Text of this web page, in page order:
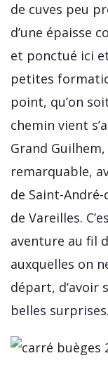
de cuves peu
d’une épaisse
et ponctué ici
petites
point, qu’on
chemin vient
Grand
remarquable,
de Saint-
de Vareilles.
aventure au fil
auxquelles on
départ, d’avoir
belles surprises.